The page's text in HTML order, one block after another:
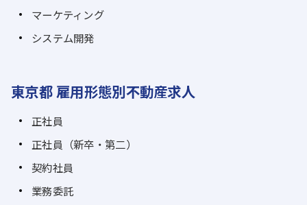
マーケティング
システム開発
東京都 雇用形態別不動産求人
正社員
正社員（新卒・第二）
契約社員
業務委託